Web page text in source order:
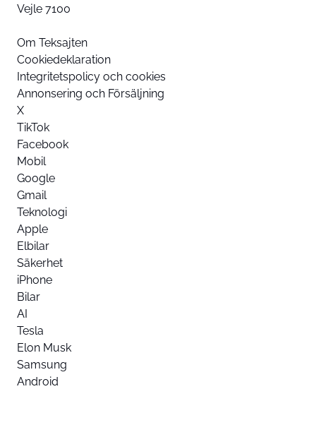
Vejle 7100
Om Teksajten
Cookiedeklaration
Integritetspolicy och cookies
Annonsering och Försäljning
X
TikTok
Facebook
Mobil
Google
Gmail
Teknologi
Apple
Elbilar
Säkerhet
iPhone
Bilar
AI
Tesla
Elon Musk
Samsung
Android